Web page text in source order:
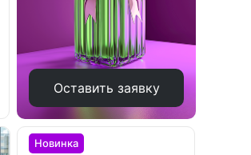
Оставить заявку
Новинка